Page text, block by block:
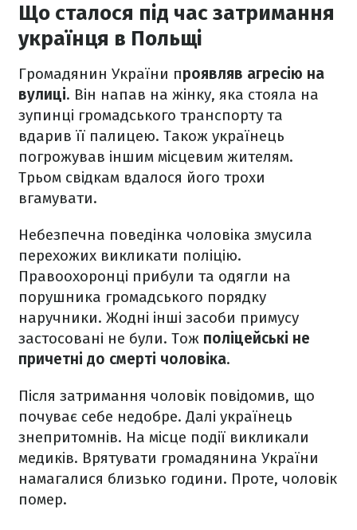
Що сталося під час затримання
українця в Польщі
Громадянин України проявляв агресію на
вулиці. Він напав на жінку, яка стояла на
зупинці громадського транспорту та
вдарив її палицею. Також українець
погрожував іншим місцевим жителям.
Трьом свідкам вдалося його трохи
вгамувати.
Небезпечна поведінка чоловіка змусила
перехожих викликати поліцію.
Правоохоронці прибули та одягли на
порушника громадського порядку
наручники. Жодні інші засоби примусу
застосовані не були. Тож поліцейські не
причетні до смерті чоловіка.
Після затримання чоловік повідомив, що
почуває себе недобре. Далі українець
знепритомнів. На місце події викликали
медиків. Врятувати громадянина України
намагалися близько години. Проте, чоловік
помер.